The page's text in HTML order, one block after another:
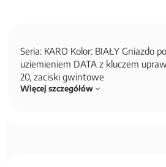
Seria: KARO Kolor: BIAŁY Gniazdo
uziemieniem DATA z kluczem
20, zaciski gwintowe
Więcej szczegółów